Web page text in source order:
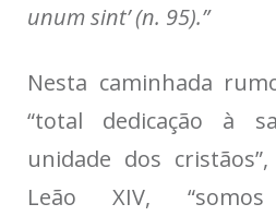
unum sint’ (n. 95).”
Nesta caminhada
“total dedicação à
unidade dos
Leão XIV,